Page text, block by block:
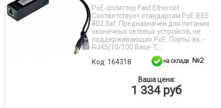
PoE-сплиттер Fast Ethernet.
Соответствует стандартам PoE IEEE
802.3af. Предназначен для питания
оконечных сетевых устройств, не
поддерживающих PoE. Порты: вх. -
RJ45(10/100 Base-T,...
Код: 164318
Ваша цена:
1 334 руб